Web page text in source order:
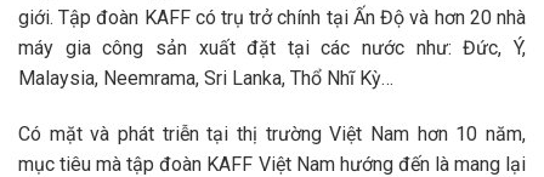
giới. Tập đoàn KAFF có trụ trở chính tại Ấn Độ và hơn 20 nhà
máy gia công sản xuất đặt tại các nước như: Đức, Ý,
Malaysia, Neemrama, Sri Lanka, Thổ Nhĩ Kỳ…
Có mặt và phát triễn tại thị trường Việt Nam hơn 10 năm,
mục tiêu mà tập đoàn KAFF Việt Nam hướng đến là mang lại